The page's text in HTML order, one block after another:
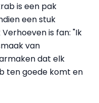
is een pak
een stuk
is fan: "Ik
van
dat elk
ten goede komt en